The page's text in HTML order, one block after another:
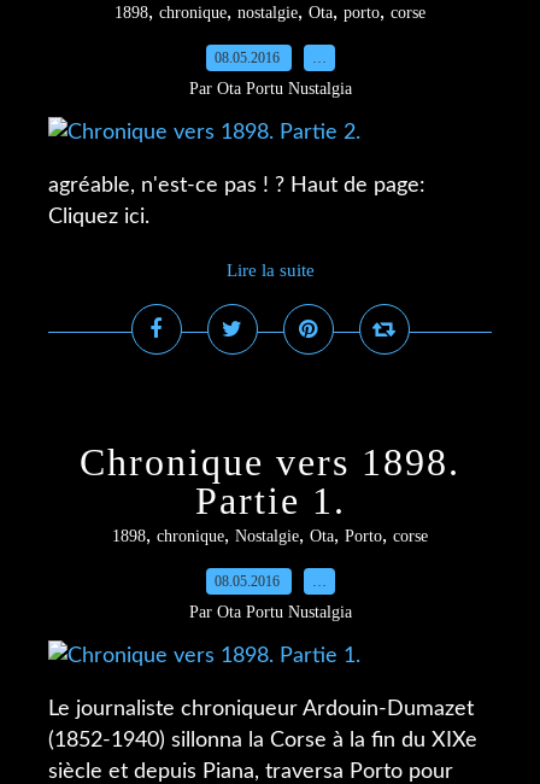
1898, chronique, nostalgie, Ota, porto, corse
08.05.2016 …
Par Ota Portu Nustalgia
agréable, n'est-ce pas ! ? Haut de page:
Cliquez ici.
Lire la suite
Chronique vers 1898.
Partie 1.
1898, chronique, Nostalgie, Ota, Porto, corse
08.05.2016 …
Par Ota Portu Nustalgia
Le journaliste chroniqueur Ardouin-Dumazet
(1852-1940) sillonna la Corse à la fin du XIXe
siècle et depuis Piana, traversa Porto pour